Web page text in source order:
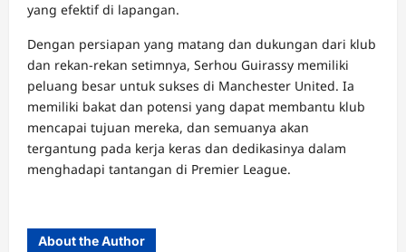
yang efektif di lapangan.
Dengan persiapan yang matang dan dukungan dari klub
dan rekan-rekan setimnya, Serhou Guirassy memiliki
peluang besar untuk sukses di Manchester United. Ia
memiliki bakat dan potensi yang dapat membantu klub
mencapai tujuan mereka, dan semuanya akan
tergantung pada kerja keras dan dedikasinya dalam
menghadapi tantangan di Premier League.
About the Author